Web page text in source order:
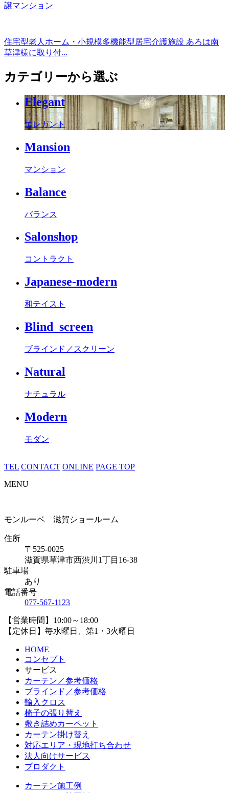
譲マンション
住宅型老人ホーム・小規模多機能型居宅介護施設 あろは南
草津様に取り付...
カテゴリーから選ぶ
Elegant
エレガント
Mansion
マンション
Balance
バランス
Salonshop
コントラクト
Japanese-modern
和テイスト
Blind_screen
ブラインド／スクリーン
Natural
ナチュラル
Modern
モダン
TEL CONTACT ONLINE PAGE TOP
MENU
モンルーベ 滋賀ショールーム
住所
〒525-0025
滋賀県草津市西渋川1丁目16-38
駐車場
あり
電話番号
077-567-1123
【営業時間】10:00～18:00
【定休日】毎水曜日、第1・3火曜日
HOME
コンセプト
サービス
カーテン／参考価格
ブラインド／参考価格
輸入クロス
椅子の張り替え
敷き詰めカーペット
カーテン掛け替え
対応エリア・現地打ち合わせ
法人向けサービス
プロダクト
カーテン施工例